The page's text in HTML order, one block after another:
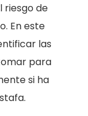
riesgo de
En este
las
para
si ha